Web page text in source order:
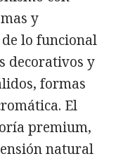
y
lo funcional
decorativos y
formas
El
premium,
natural